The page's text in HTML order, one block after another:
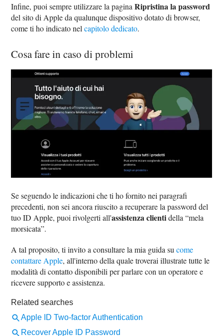
Infine, puoi sempre utilizzare la paginaRipristina la password
del sito di Apple da qualunque dispositivo dotato di browser,
come ti ho indicato nelcapitolo dedicato.
Cosa fare in caso di problemi
Se seguendo le indicazioni che ti ho fornito nei paragrafi
precedenti, non sei ancora riuscito a recuperare la password del
tuo ID Apple, puoi rivolgerti all'assistenza clientidella “mela
morsicata”.
A tal proposito, ti invito a consultare la mia guida sucome
contattare Apple, all'interno della quale troverai illustrate tutte le
modalità di contatto disponibili per parlare con un operatore e
ricevere supporto e assistenza.